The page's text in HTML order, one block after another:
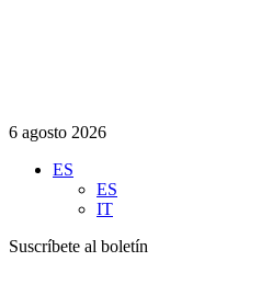
6 agosto 2026
ES
ES
IT
Suscríbete al boletín